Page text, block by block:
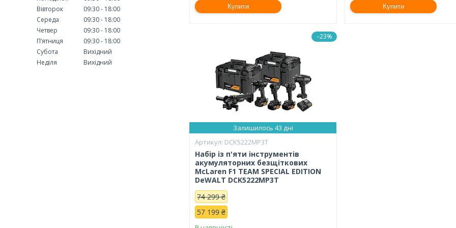
Купити Купити
–23%
Залишилось 43 дні
DCK5222MP3T
Набір із п'яти інструментів
акумуляторних безщіткових
McLaren F1 TEAM SPECIAL EDITION
DeWALT DCK5222MP3T
74 299 ₴
57 199 ₴
Вівторок
09:30
18:00
Середа
09:30
18:00
Четвер
09:30
18:00
Пʼятниця
09:30
18:00
Субота
Вихідний
Неділя
Вихідний